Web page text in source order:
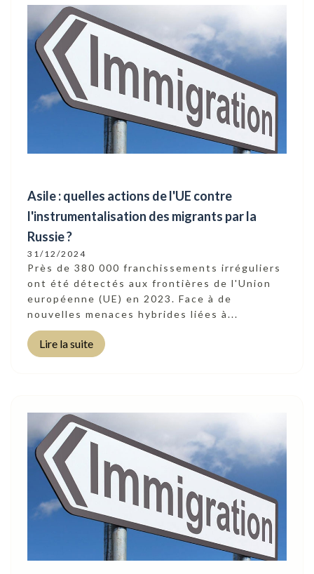
Asile : quelles actions de l'UE contre
l'instrumentalisation des migrants par la
Russie ?
31/12/2024
Près de 380 000 franchissements irréguliers
ont été détectés aux frontières de l'Union
européenne (UE) en 2023. Face à de
nouvelles menaces hybrides liées à...
Lire la suite